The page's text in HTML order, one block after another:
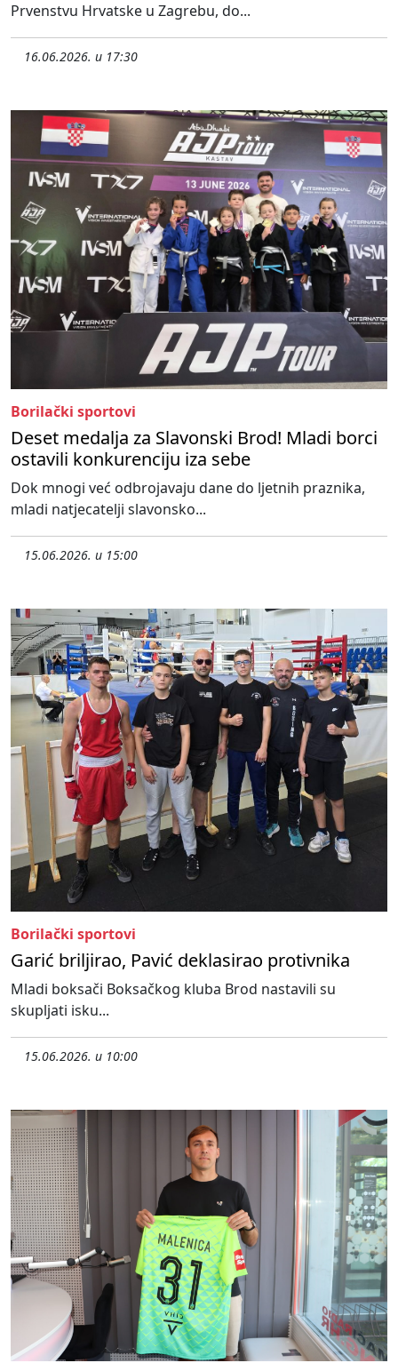
Prvenstvu Hrvatske u Zagrebu, do...
16.06.2026. u 17:30
Borilački sportovi
Deset medalja za Slavonski Brod! Mladi borci
ostavili konkurenciju iza sebe
Dok mnogi već odbrojavaju dane do ljetnih praznika,
mladi natjecatelji slavonsko...
15.06.2026. u 15:00
Borilački sportovi
Garić briljirao, Pavić deklasirao protivnika
Mladi boksači Boksačkog kluba Brod nastavili su
skupljati isku...
15.06.2026. u 10:00